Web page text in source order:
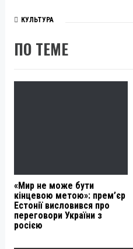
КУЛЬТУРА
ПО ТЕМЕ
«Мир не може бути
кінцевою метою»: прем’єр
Естонії висловився про
переговори України з
росією